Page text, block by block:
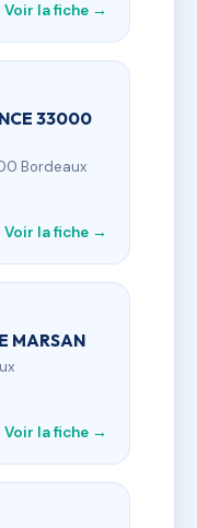
Voir la fiche →
33000
Bordeaux
Voir la fiche →
MARSAN
Voir la fiche →